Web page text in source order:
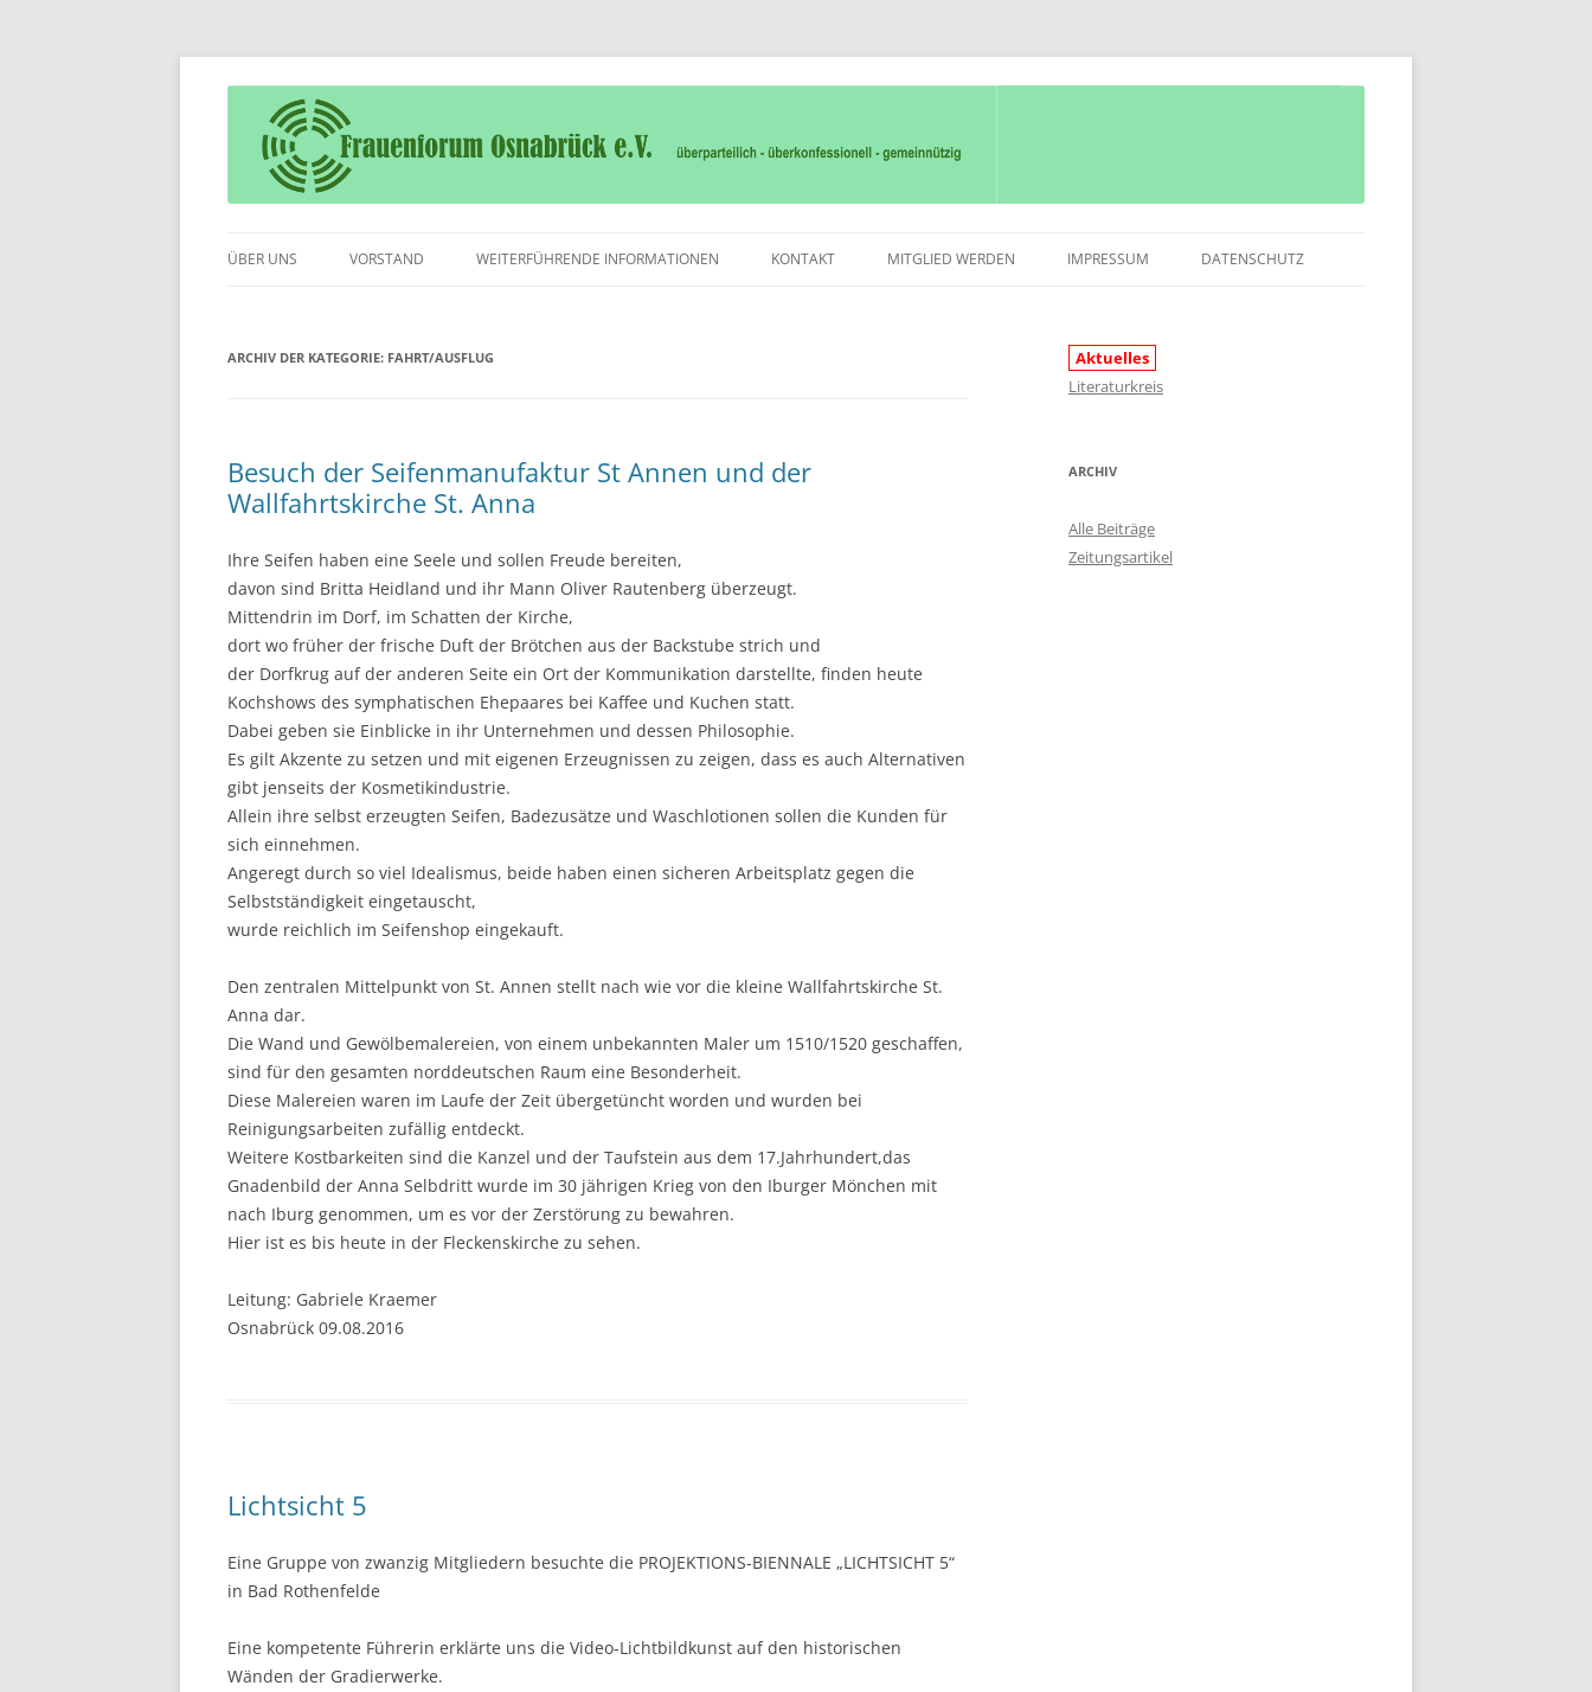
Frauenforum Osnabrück e.V.
Frauenforum Osnabrück – Wir öffnen Ihnen die Tür
Inhalt
ÜBER UNS VORSTAND WEITERFÜHRENDE INFORMATIONEN KONTAKT MITGLIED WERDEN IMPRESSUM DATENSCHUTZ
ARCHIV DER KATEGORIE: FAHRT/AUSFLUG
Besuch der Seifenmanufaktur St Annen und der
Wallfahrtskirche St. Anna
Ihre Seifen haben eine Seele und sollen Freude bereiten,
davon sind Britta Heidland und ihr Mann Oliver Rautenberg überzeugt.
Mittendrin im Dorf, im Schatten der Kirche,
dort wo früher der frische Duft der Brötchen aus der Backstube strich und
der Dorfkrug auf der anderen Seite ein Ort der Kommunikation darstellte, finden heute
Kochshows des symphatischen Ehepaares bei Kaffee und Kuchen statt.
Dabei geben sie Einblicke in ihr Unternehmen und dessen Philosophie.
Es gilt Akzente zu setzen und mit eigenen Erzeugnissen zu zeigen, dass es auch Alternativen
gibt jenseits der Kosmetikindustrie.
Allein ihre selbst erzeugten Seifen, Badezusätze und Waschlotionen sollen die Kunden für
sich einnehmen.
Angeregt durch so viel Idealismus, beide haben einen sicheren Arbeitsplatz gegen die
Selbstständigkeit eingetauscht,
wurde reichlich im Seifenshop eingekauft.
Den zentralen Mittelpunkt von St. Annen stellt nach wie vor die kleine Wallfahrtskirche St.
Anna dar.
Die Wand und Gewölbemalereien, von einem unbekannten Maler um 1510/1520 geschaffen,
sind für den gesamten norddeutschen Raum eine Besonderheit.
Diese Malereien waren im Laufe der Zeit übergetüncht worden und wurden bei
Reinigungsarbeiten zufällig entdeckt.
Weitere Kostbarkeiten sind die Kanzel und der Taufstein aus dem 17.Jahrhundert,das
Gnadenbild der Anna Selbdritt wurde im 30 jährigen Krieg von den Iburger Mönchen mit
nach Iburg genommen, um es vor der Zerstörung zu bewahren.
Hier ist es bis heute in der Fleckenskirche zu sehen.
Leitung: Gabriele Kraemer
Osnabrück 09.08.2016
Lichtsicht 5
Eine Gruppe von zwanzig Mitgliedern besuchte die PROJEKTIONS-BIENNALE „LICHTSICHT 5“
in Bad Rothenfelde
Eine kompetente Führerin erklärte uns die Video-Lichtbildkunst auf den historischen
Wänden der Gradierwerke.
Aktuelles
Literaturkreis
ARCHIV
Alle Beiträge
Zeitungsartikel